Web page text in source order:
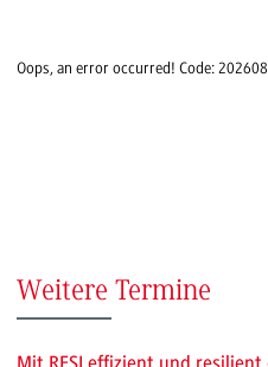
Oops, an error occurred! Code:
Weitere Termine
Mit RESI effizient und